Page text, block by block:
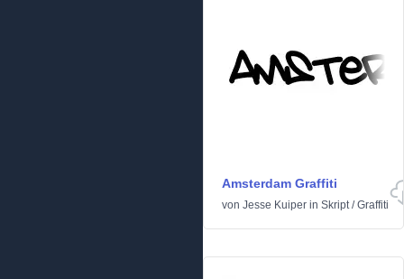
Amsterdam Graffiti
von Jesse Kuiper in Skript/Graffiti